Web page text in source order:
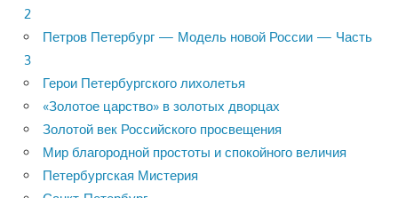
2
Петров Петербург — Модель новой России — Часть
3
Герои Петербургского лихолетья
«Золотое царство» в золотых дворцах
Золотой век Российского просвещения
Мир благородной простоты и спокойного величия
Петербургская Мистерия